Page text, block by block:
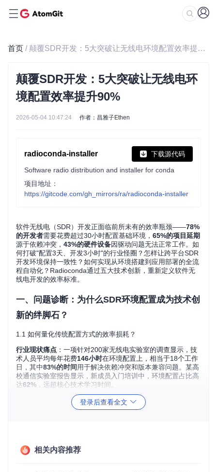
首页 / 颠覆SDR开发：5大突破让无线电环境配置效率提升90%
颠覆SDR开发：5大突破让无线电环
境配置效率提升90%
2026-05-04 10:47:24 作者：昌雅子Ethen
radioconda-installer 下载源代码
Software radio distribution and installer for conda
项目地址：
https://gitcode.com/gh_mirrors/ra/radioconda-installer
软件无线电（SDR）开发正面临前所未有的效率瓶颈——78%
的开发者需要花费超过30小时配置基础环境， 65%的项目延期
源于依赖冲突， 43%的硬件设备因驱动问题无法正常工作。如
何打破"配置3天、开发3小时"的行业怪圈？怎样让跨平台SDR
开发环境保持一致性？如何实现从环境搭建到应用部署的全流
程自动化？Radioconda通过五大技术创新，重新定义软件无
线电开发的效率标准。
一、问题诊断：为什么SDR环境配置成为技术创
新的绊脚石？
1.1 如何量化传统配置方式的效率损耗？
行业现状痛点 ：一项针对200家无线电实验室的调查显示，技
术人员平均每年花费146小时在环境配置上，相当于18个工作
日，其中83%的时间用于解决依赖冲突和版本兼容问题。某高
校通信实验室报告显示，新成员入门培训中，环境配置占比高
达62% ，远超核心技术学习时间。
：Radioconda采用"预编译二进制 + 智能依赖解
析"双引擎架构，如同为SDR开发打造的"智能厨房"——所有食
实施路径指引：
登录后查看全文
相关内容推荐